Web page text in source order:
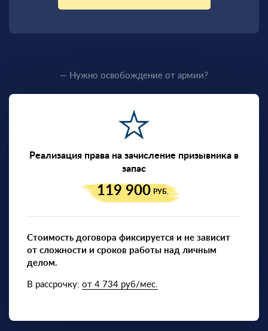
— Нужно освобождение от армии?
Реализация права на зачисление призывника в
запас
119 900 РУБ.
Стоимость договора фиксируется и не зависит
от сложности и сроков работы над личным
делом.
В рассрочку: от 4 734 руб/мес.